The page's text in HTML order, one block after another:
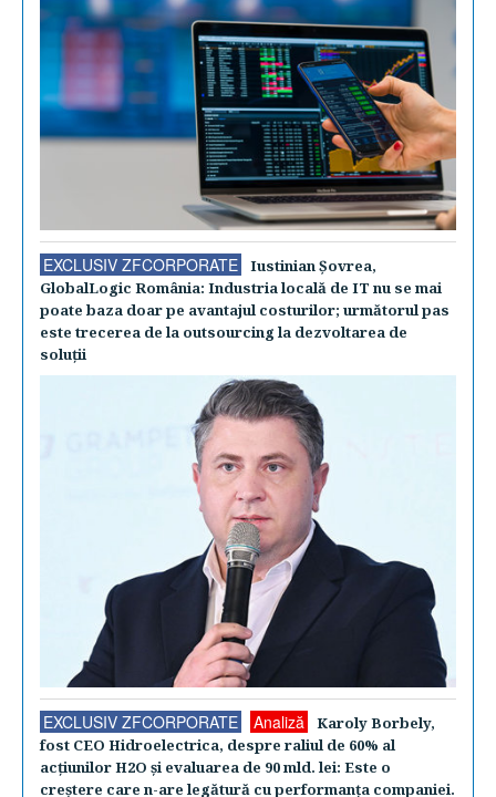
EXCLUSIV ZFCORPORATE
Iustinian Şovrea,
GlobalLogic România: Industria locală de IT nu se mai
poate baza doar pe avantajul costurilor; următorul pas
este trecerea de la outsourcing la dezvoltarea de
soluţii
EXCLUSIV ZFCORPORATE Analiză
Karoly Borbely,
fost CEO Hidroelectrica, despre raliul de 60% al
acţiunilor H2O şi evaluarea de 90 mld. lei: Este o
creştere care n-are legătură cu performanţa companiei.